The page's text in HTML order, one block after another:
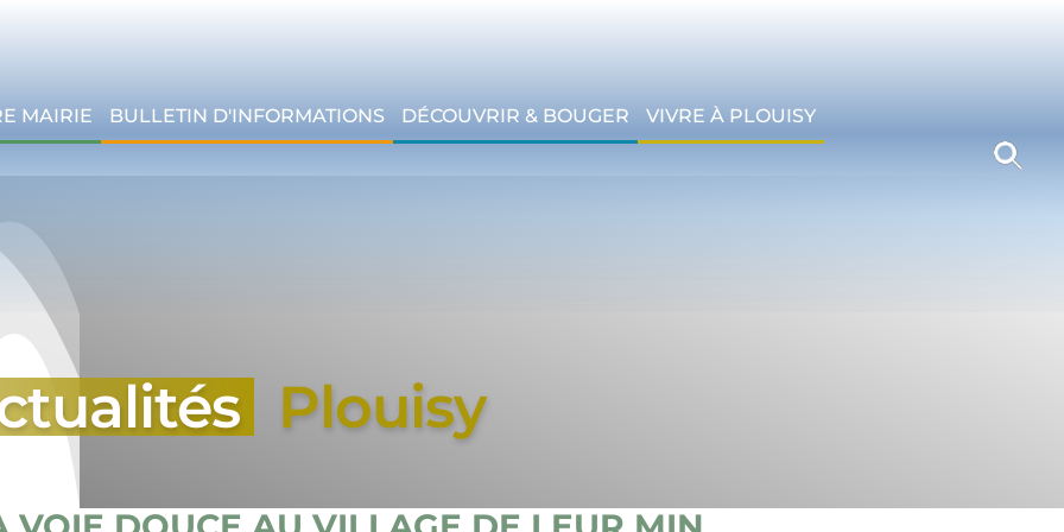
MAIRIE BULLETIN D'INFORMATIONS DÉCOUVRIR & BOUGER VIVRE À PLOUISY
Plouisy